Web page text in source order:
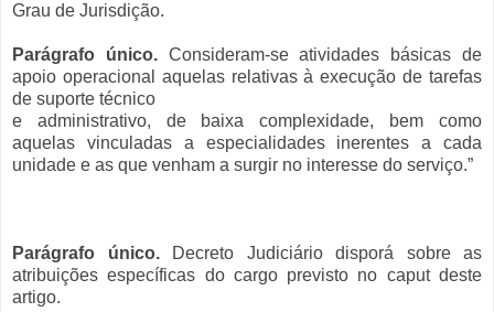
Grau de Jurisdição.
Parágrafo único. Consideram-se atividades básicas de
apoio operacional aquelas relativas à execução de tarefas
de suporte técnico
e administrativo, de baixa complexidade, bem como
aquelas vinculadas a especialidades inerentes a cada
unidade e as que venham a surgir no interesse do serviço.”
Parágrafo único.Decreto Judiciário disporá sobre as
atribuições específicas do cargo previsto no caput deste
artigo.